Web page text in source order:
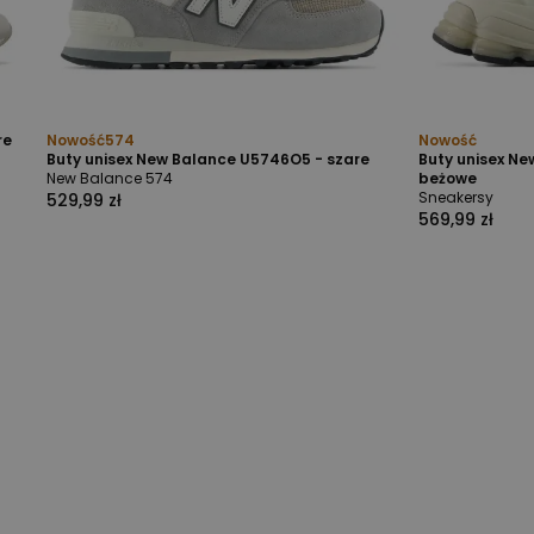
Nowość574
Buty unisex New Balance U5746O5 - szare
New Balance 574
529,99 zł
Nowość
Buty unisex
beżowe
Sneakersy
569,99 zł